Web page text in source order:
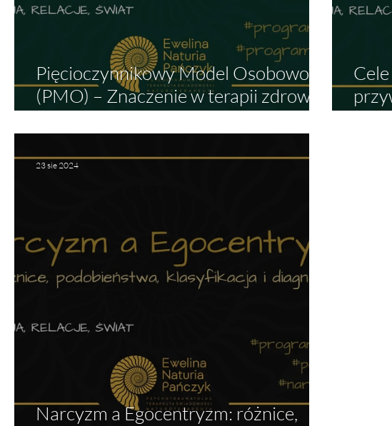
Pięcioczynnikowy Model Osobowości
(PMO) – Znaczenie w terapii zdrowia
Narcyzm a Egocentryzm: różnice,
23 sie 2024